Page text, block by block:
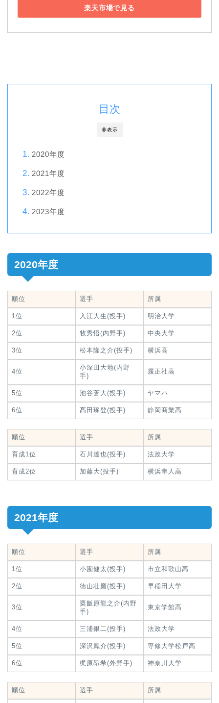
楽天市場で見る
非表示
目次
2020年度
2021年度
2022年度
2023年度
2020年度
順位 選手 所属
1位 入江大生(投手) 明治大学
2位 牧秀悟(内野手) 中央大学
3位 松本隆之介(投手) 横浜高
4位
小深田大地(内野
手)
履正社高
5位 池谷蒼大(投手) ヤマハ
6位 髙田琢登(投手) 静岡商業高
順位 選手 所属
育成1位 石川達也(投手) 法政大学
育成2位 加藤大(投手) 横浜隼人高
2021年度
順位 選手 所属
1位 小園健太(投手) 市立和歌山高
2位 徳山壮磨(投手) 早稲田大学
3位
粟飯原龍之介(内野
手)
東京学館高
4位 三浦銀二(投手) 法政大学
5位 深沢鳳介(投手) 専修大学松戸高
6位 梶原昂希(外野手) 神奈川大学
順位 選手 所属